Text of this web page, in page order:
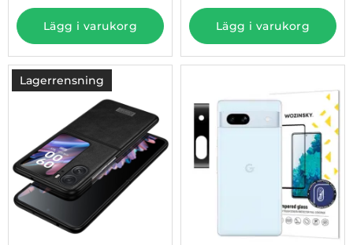
Lägg i varukorg Lägg i varukorg
Lagerrensning